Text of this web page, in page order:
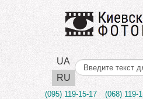
UA
RU
Поиск..
(095) 119-15-17 (068) 119-